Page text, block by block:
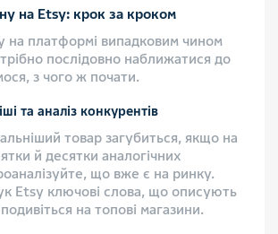
на Etsy: крок за кроком
на платформі випадковим чином
послідовно наближатися до
з чого ж почати.
та аналіз конкурентів
товар загубиться, якщо на
й десятки аналогічних
що вже є на ринку.
Etsy ключові слова, що описують
на топові магазини.